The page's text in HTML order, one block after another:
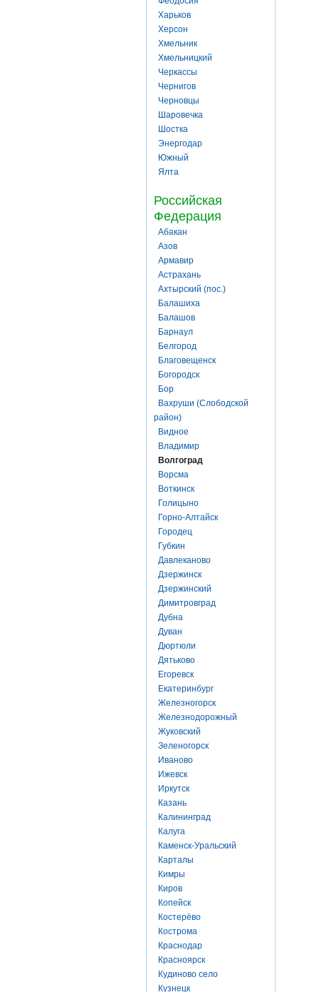
Харьков
Херсон
Хмельник
Хмельницкий
Черкассы
Чернигов
Черновцы
Шаровечка
Шостка
Энергодар
Южный
Ялта
Российская
Федерация
Абакан
Азов
Армавир
Астрахань
Ахтырский (пос.)
Балашиха
Балашов
Барнаул
Белгород
Благовещенск
Богородск
Бор
Вахруши (Слободской
район)
Видное
Владимир
Волгоград
Ворсма
Воткинск
Голицыно
Горно-Алтайск
Городец
Губкин
Давлеканово
Дзержинск
Дзержинский
Димитровград
Дубна
Дуван
Дюртюли
Дятьково
Егоревск
Екатеринбург
Железногорск
Железнодорожный
Жуковский
Зеленогорск
Иваново
Ижевск
Иркутск
Казань
Калининград
Калуга
Каменск-Уральский
Карталы
Кимры
Киров
Копейск
Костерёво
Кострома
Краснодар
Красноярск
Кудиново село
Кузнецк